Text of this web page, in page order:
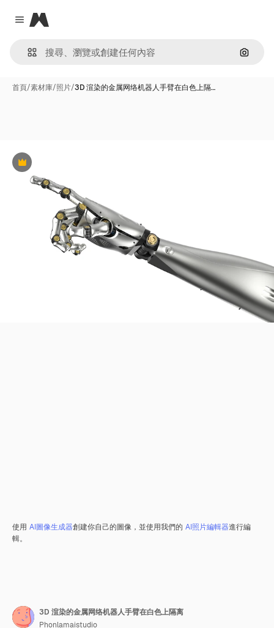
Close menu
Magnific
通過圖
首頁/素材庫/照片/3D 渲染的金属网络机器人手臂在白色上隔…
Premium
使用 AI圖像生成器創建你自己的圖像，並使用我們的 AI照片編輯器進行編
輯。
3D 渲染的金属网络机器人手臂在白色上隔离
Phonlamaistudio